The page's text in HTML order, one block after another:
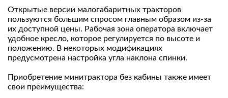
Открытые версии малогабаритных тракторов
пользуются большим спросом главным образом из‑за
их доступной цены. Рабочая зона оператора включает
удобное кресло, которое регулируется по высоте и
положению. В некоторых модификациях
предусмотрена настройка угла наклона спинки.
Приобретение минитрактора без кабины также имеет
свои преимущества: